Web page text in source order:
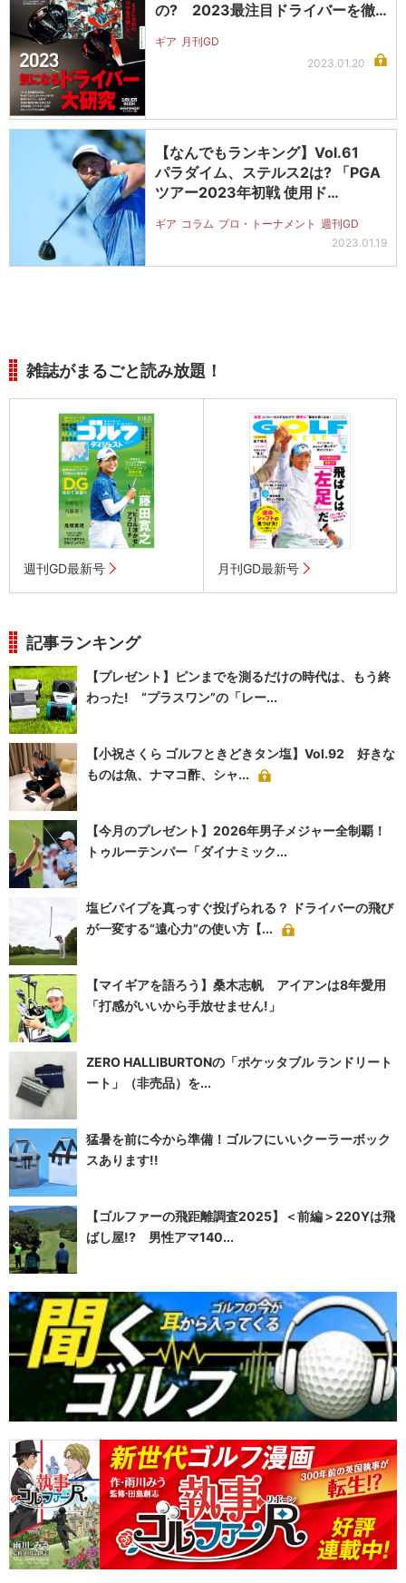
の? 2023最注目ドライバーを徹
ギア 月刊GD
2023.01.20
【なんでもランキング】Vol.61
パラダイム、ステルス2は? 「PGA
ツアー2023年初戦 使用ド…
ギア コラム プロ・トーナメント 週刊GD
2023.01.19
雑誌がまるごと読み放題！
週刊GD最新号 月刊GD最新号
記事ランキング
【プレゼント】ピンまでを測るだけの時代は、もう終
わった! “プラスワン”の「レー...
【小祝さくら ゴルフときどきタン塩】Vol.92 好きな
ものは魚、ナマコ酢、シャ...
【今月のプレゼント】2026年男子メジャー全制覇！
トゥルーテンパー「ダイナミック...
塩ビパイプを真っすぐ投げられる？ ドライバーの飛び
が一変する“遠心力”の使い方【...
【マイギアを語ろう】桑木志帆 アイアンは8年愛用
「打感がいいから手放せません!」
ZERO HALLIBURTONの「ポケッタブル ランドリート
ート」（非売品）を...
猛暑を前に今から準備！ゴルフにいいクーラーボック
スあります!!
【ゴルファーの飛距離調査2025】＜前編＞220Yは飛
ばし屋!? 男性アマ140...